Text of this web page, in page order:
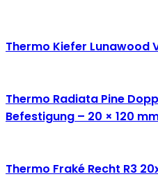
Thermo Kiefer Lunawood
Thermo Radiata Pine
Befestigung – 20 × 120
Thermo Fraké Recht R3